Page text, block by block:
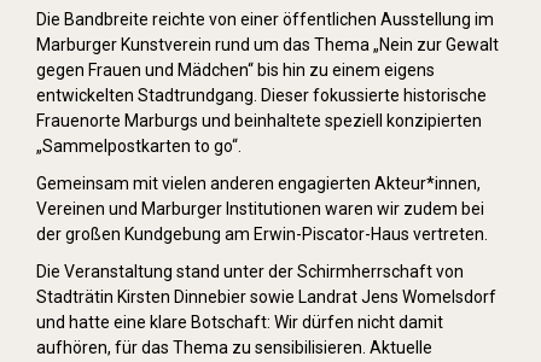
Die Bandbreite reichte von einer öffentlichen Ausstellung im
Marburger Kunstverein rund um das Thema „Nein zur Gewalt
gegen Frauen und Mädchen“ bis hin zu einem eigens
entwickelten Stadtrundgang. Dieser fokussierte historische
Frauenorte Marburgs und beinhaltete speziell konzipierten
„Sammelpostkarten to go“.
Gemeinsam mit vielen anderen engagierten Akteur*innen,
Vereinen und Marburger Institutionen waren wir zudem bei
der großen Kundgebung am Erwin-Piscator-Haus vertreten.
Die Veranstaltung stand unter der Schirmherrschaft von
Stadträtin Kirsten Dinnebier sowie Landrat Jens Womelsdorf
und hatte eine klare Botschaft: Wir dürfen nicht damit
aufhören, für das Thema zu sensibilisieren. Aktuelle